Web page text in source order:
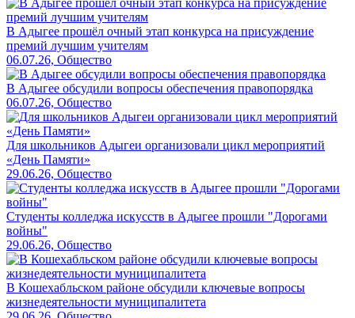
В Адыгее прошёл очный этап конкурса на присуждение
премий лучшим учителям
06.07.26, Общество
В Адыгее обсудили вопросы обеспечения правопорядка
06.07.26, Общество
Для школьников Адыгеи организовали цикл мероприятий
«День Памяти»
29.06.26, Общество
Студенты колледжа искусств в Адыгее прошли "Дорогами
войны"
29.06.26, Общество
В Кошехабльском районе обсудили ключевые вопросы
жизнедеятельности муниципалитета